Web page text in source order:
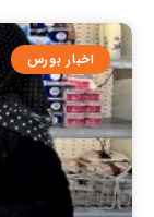
اخبار بورس